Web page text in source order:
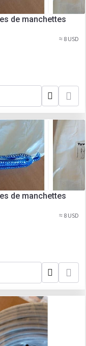
de manchettes
≈ 8 USD
de manchettes
≈ 8 USD